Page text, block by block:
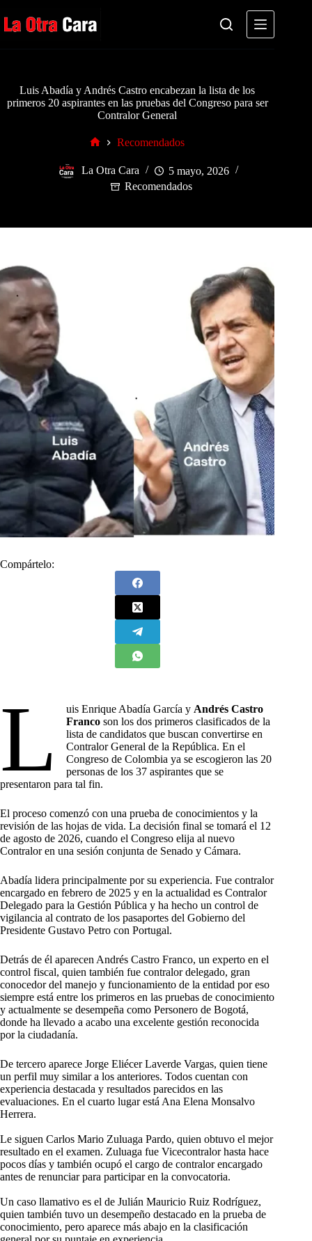
al
contenido
Luis Abadía y Andrés Castro encabezan la lista de los
primeros 20 aspirantes en las pruebas del Congreso para ser
Contralor General
Recomendados
La Otra Cara
5 mayo, 2026
Recomendados
Compártelo:
L uis Enrique Abadía García y Andrés Castro
Franco son los dos primeros clasificados de la
lista de candidatos que buscan convertirse en
Contralor General de la República. En el
Congreso de Colombia ya se escogieron las 20
personas de los 37 aspirantes que se
presentaron para tal fin.
El proceso comenzó con una prueba de conocimientos y la
revisión de las hojas de vida. La decisión final se tomará el 12
de agosto de 2026, cuando el Congreso elija al nuevo
Contralor en una sesión conjunta de Senado y Cámara.
Abadía lidera principalmente por su experiencia. Fue contralor
encargado en febrero de 2025 y en la actualidad es Contralor
Delegado para la Gestión Pública y ha hecho un control de
vigilancia al contrato de los pasaportes del Gobierno del
Presidente Gustavo Petro con Portugal.
Detrás de él aparecen Andrés Castro Franco, un experto en el
control fiscal, quien también fue contralor delegado, gran
conocedor del manejo y funcionamiento de la entidad por eso
siempre está entre los primeros en las pruebas de conocimiento
y actualmente se desempeña como Personero de Bogotá,
donde ha llevado a acabo una excelente gestión reconocida
por la ciudadanía.
De tercero aparece Jorge Eliécer Laverde Vargas, quien tiene
un perfil muy similar a los anteriores. Todos cuentan con
experiencia destacada y resultados parecidos en las
evaluaciones. En el cuarto lugar está Ana Elena Monsalvo
Herrera.
Le siguen Carlos Mario Zuluaga Pardo, quien obtuvo el mejor
resultado en el examen. Zuluaga fue Vicecontralor hasta hace
pocos días y también ocupó el cargo de contralor encargado
antes de renunciar para participar en la convocatoria.
Un caso llamativo es el de Julián Mauricio Ruiz Rodríguez,
quien también tuvo un desempeño destacado en la prueba de
conocimiento, pero aparece más abajo en la clasificación